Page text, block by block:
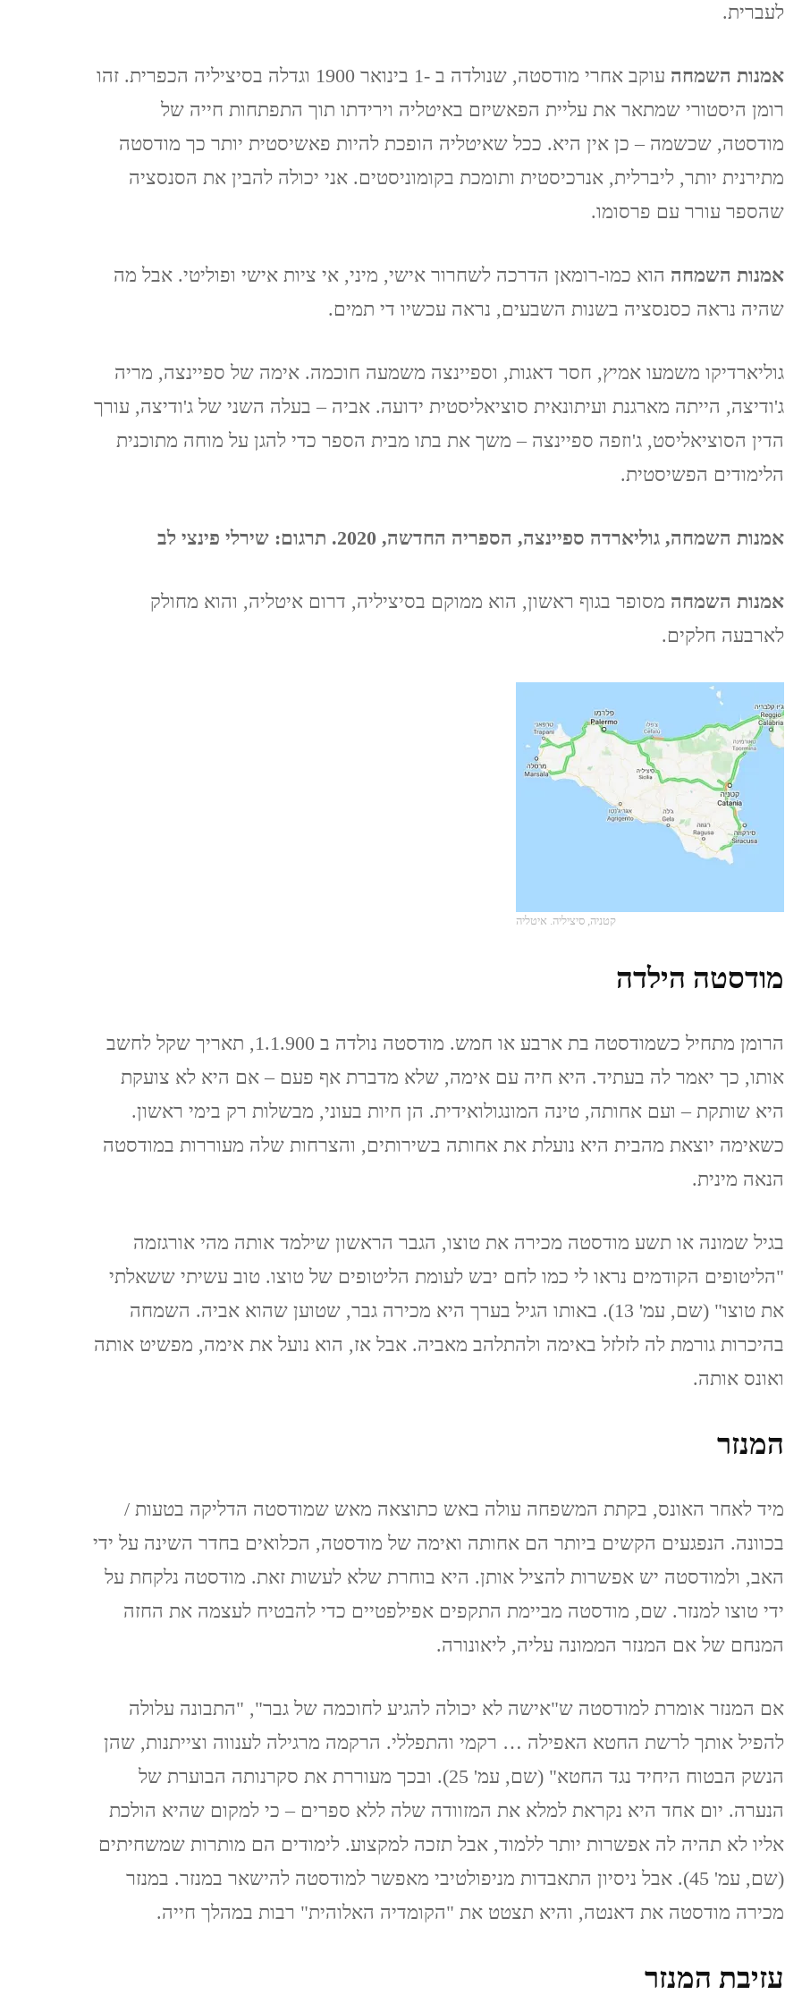
פריחה ונדידה בצפון הארץ,
MIGRATION IN THE
NORTH OF THE
SPRING, MARCH
נגב – עין עבדת ושדה בוקר –
ליברפול, LIVERPOOL ינואר
כרתים, אוקטובר, 2018 CRETE
לעברית.
אמנות השמחה
עוקב אחרי מודסטה, שנולדה ב -1 בינואר 1900 וגדלה בסיציליה הכפרית. זהו
רומן היסטורי שמתאר את עליית הפאשיזם באיטליה וירידתו תוך התפתחות חייה של
מודסטה, שכשמה – כן אין היא. ככל שאיטליה הופכת להיות פאשיסטית יותר כך מודסטה
מתירנית יותר, ליברלית, אנרכיסטית ותומכת בקומוניסטים. אני יכולה להבין את הסנסציה
שהספר עורר עם פרסומו.
אמנות השמחה הוא כמו-רומאן הדרכה לשחרור אישי, מיני, אי ציות אישי ופוליטי. אבל מה
שהיה נראה כסנסציה בשנות השבעים, נראה עכשיו די תמים.
גוליארדיקו משמעו אמיץ, חסר דאגות, וספיינצה משמעה חוכמה. אימה של ספיינצה, מריה
ג'ודיצה, הייתה מארגנת ועיתונאית סוציאליסטית ידועה. אביה – בעלה השני של ג'ודיצה, עורך
הדין הסוציאליסט, ג'וזפה ספיינצה – משך את בתו מבית הספר כדי להגן על מוחה מתוכנית
הלימודים הפשיסטית.
אמנות השמחה, גוליארדה ספיינצה, הספריה החדשה, 2020. תרגום: שירלי פינצי לב
אמנות השמחה מסופר בגוף ראשון, הוא ממוקם בסיציליה, דרום איטליה, והוא מחולק
לארבעה חלקים.
קטניה, סיציליה. איטליה
מודסטה הילדה
הרומן מתחיל כשמודסטה בת ארבע או חמש. מודסטה נולדה ב 1.1.900, תאריך שקל לחשב
אותו, כך יאמר לה בעתיד. היא חיה עם אימה, שלא מדברת אף פעם – אם היא לא צועקת
היא שותקת – ועם אחותה, טינה המונגולואידית. הן חיות בעוני, מבשלות רק בימי ראשון.
כשאימה יוצאת מהבית היא נועלת את אחותה בשירותים, והצרחות שלה מעוררות במודסטה
הנאה מינית.
בגיל שמונה או תשע מודסטה מכירה את טוצו, הגבר הראשון שילמד אותה מהי אורגזמה
"הליטופים הקודמים נראו לי כמו לחם יבש לעומת הליטופים של טוצו. טוב עשיתי ששאלתי
את טוצו" (שם, עמ' 13). באותו הגיל בערך היא מכירה גבר, שטוען שהוא אביה. השמחה
בהיכרות גורמת לה לזלזל באימה ולהתלהב מאביה. אבל אז, הוא נועל את אימה, מפשיט אותה
ואונס אותה.
המנזר
מיד לאחר האונס, בקתת המשפחה עולה באש כתוצאה מאש שמודסטה הדליקה בטעות /
בכוונה. הנפגעים הקשים ביותר הם אחותה ואימה של מודסטה, הכלואים בחדר השינה על ידי
האב, ולמודסטה יש אפשרות להציל אותן. היא בוחרת שלא לעשות זאת. מודסטה נלקחת על
ידי טוצו למנזר. שם, מודסטה מביימת התקפים אפילפטיים כדי להבטיח לעצמה את החזה
המנחם של אם המנזר הממונה עליה, ליאונורה.
אם המנזר אומרת למודסטה ש"אישה לא יכולה להגיע לחוכמה של גבר", "התבונה עלולה
להפיל אותך לרשת החטא האפילה … רקמי והתפללי. הרקמה מרגילה לענווה וצייתנות, שהן
הנשק הבטוח היחיד נגד החטא" (שם, עמ' 25). ובכך מעוררת את סקרנותה הבוערת של
הנערה. יום אחד היא נקראת למלא את המזוודה שלה ללא ספרים – כי למקום שהיא הולכת
אליו לא תהיה לה אפשרות יותר ללמוד, אבל תזכה למקצוע. לימודים הם מותרות שמשחיתים
(שם, עמ' 45). אבל ניסיון התאבדות מניפולטיבי מאפשר למודסטה להישאר במנזר. במנזר
מכירה מודסטה את דאנטה, והיא תצטט את "הקומדיה האלוהית" רבות במהלך חייה.
עזיבת המנזר